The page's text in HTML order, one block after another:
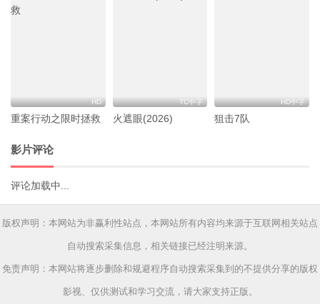
HD
重案行动之限时拯救
TC中字
火遮眼(2026)
HD中字
狙击7队
影片评论
评论加载中...
版权声明：本网站为非赢利性站点，本网站所有内容均来源于互联网相关站点
自动搜索采集信息，相关链接已经注明来源。
免责声明：本网站将逐步删除和规避程序自动搜索采集到的不提供分享的版权
影视、仅供测试和学习交流，请大家支持正版。